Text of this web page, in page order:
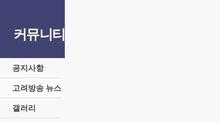
커뮤니티
공지사항
고려방송 뉴스
갤러리